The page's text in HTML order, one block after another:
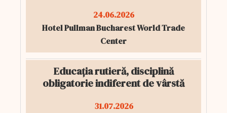
24.06.2026
Hotel Pullman Bucharest World Trade
Center
Educația rutieră, disciplină
obligatorie indiferent de vârstă
31.07.2026